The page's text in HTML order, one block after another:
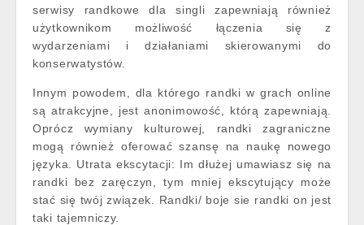
serwisy randkowe dla singli zapewniają również
użytkownikom możliwość łączenia się z
wydarzeniami i działaniami skierowanymi do
konserwatystów.
Innym powodem, dla którego randki w grach online
są atrakcyjne, jest anonimowość, którą zapewniają.
Oprócz wymiany kulturowej, randki zagraniczne
mogą również oferować szansę na naukę nowego
języka. Utrata ekscytacji: Im dłużej umawiasz się na
randki bez zaręczyn, tym mniej ekscytujący może
stać się twój związek. Randki/ boje sie randki on jest
taki tajemniczy.